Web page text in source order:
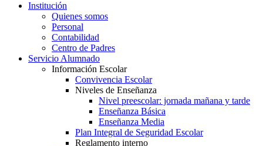
Institución
Quienes somos
Personal
Contabilidad
Centro de Padres
Servicio Alumnado
Información Escolar
Convivencia Escolar
Niveles de Enseñanza
Nivel preescolar: jornada mañana y tarde
Enseñanza Básica
Enseñanza Media
Plan Integral de Seguridad Escolar
Reglamento interno